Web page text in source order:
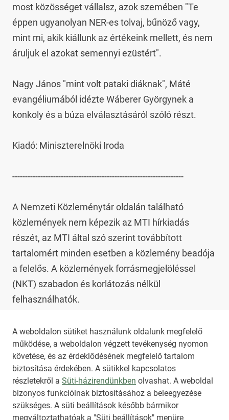
A weboldalon sütiket használunk oldalunk megfelelő
működése, a weboldalon végzett tevékenység nyomon
követése, és az érdeklődésének megfelelő tartalom
biztosítása érdekében. A sütikkel kapcsolatos
részletekről a Süti-házirendünkben olvashat. A weboldal
bizonyos funkcióinak biztosításához a beleegyezése
szükséges. A süti beállítások később bármikor
megváltoztathatóak a "Süti beállítások" menüre
most közösséget vállalsz, azok szemében "Te
éppen ugyanolyan NER-es tolvaj, bűnöző vagy,
mint mi, akik kiállunk az értékeink mellett, és nem
áruljuk el azokat semennyi ezüstért".
Nagy János "mint volt pataki diáknak", Máté
evangéliumából idézte Wáberer Györgynek a
konkoly és a búza elválasztásáról szóló részt.
Kiadó: Miniszterelnöki Iroda
-------------------------------------------------------------------
A Nemzeti Közleménytár oldalán található
közlemények nem képezik az MTI hírkiadás
részét, az MTI által szó szerint továbbított
tartalomért minden esetben a közlemény beadója
a felelős. A közlemények forrásmegjelöléssel
(NKT) szabadon és korlátozás nélkül
felhasználhatók.
Az NKT szolgáltatással kapcsolatban további
információt az nkt@dunamsz.hu elektronikus
levelező címen kaphat.
HIRADO.HU MEDIAKLIKK.HU
M4SPORT.HU NEMZETISPORT.HU